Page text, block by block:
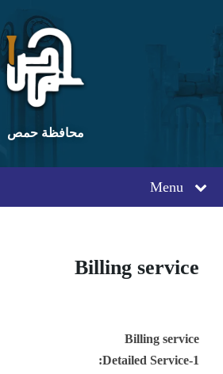
content
main
navigation
footer
محافظة حمص
Menu
Billing service
Billing service
1-Detailed Service: